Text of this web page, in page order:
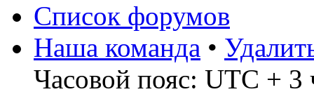
Список форумов
Наша команда •
Часовой пояс: UTC + 3